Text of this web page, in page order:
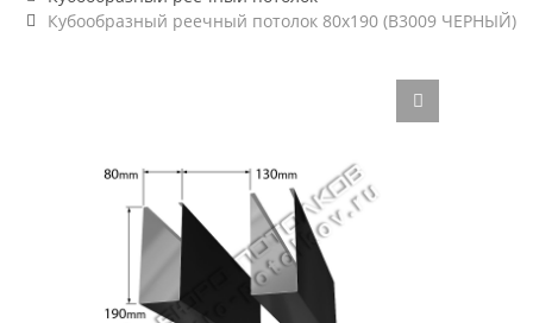
Кубообразный реечный потолок 80х190 (B3009 ЧЕРНЫЙ)